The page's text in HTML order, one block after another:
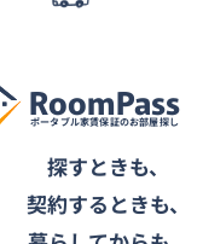
RoomPass
ポータブル家賃保証のお部屋探し
探すときも、
契約するときも、